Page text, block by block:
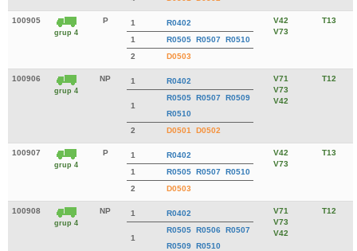
100905
grup 4
P 1
R0402
1
R0505 R0507 R0510
2
D0503
V42
V73
T13
100906
grup 4
NP 1 R0402
1
R0505 R0507
R0509
R0510
2
D0501 D0502
V71
V73
V42
T12
100907
grup 4
P 1
R0402
1
R0505 R0507 R0510
2
D0503
V42
V73
T13
100908
grup 4
NP 1 R0402
1
R0505 R0506
R0507
R0509 R0510
V71
V73
V42
T12